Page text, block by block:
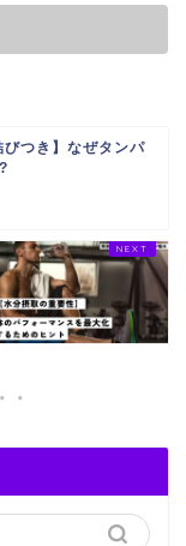
びつき】なぜタンパ